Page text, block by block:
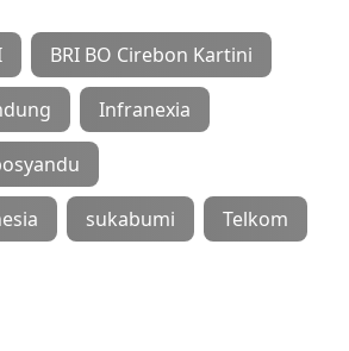
BRI BO Cirebon Kartini
Infranexia
sukabumi Telkom